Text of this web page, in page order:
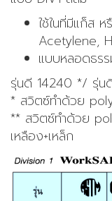
ใช้ในที่มีแก็ส ห
Acetylene,
แบบหลอดธร
รุ่นดี 14240 */ รุ่น
* สวิตซ์ทำด้วย
** สวิตซ์ทำด้วย
เหลือง+เหล็ก